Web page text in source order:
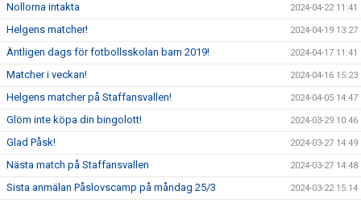
Nollorna intakta 2024-04-22 11:41
Helgens matcher! 2024-04-19 13:27
Äntligen dags för fotbollsskolan barn 2019! 2024-04-17 11:41
Matcher i veckan! 2024-04-16 15:23
Helgens matcher på Staffansvallen! 2024-04-05 14:47
Glöm inte köpa din bingolott! 2024-03-29 10:46
Glad Påsk! 2024-03-27 14:49
Nästa match på Staffansvallen 2024-03-27 14:48
Sista anmälan Påslovscamp på måndag 25/3 2024-03-22 15:14